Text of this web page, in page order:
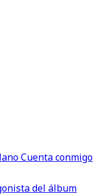
Cuenta conmigo